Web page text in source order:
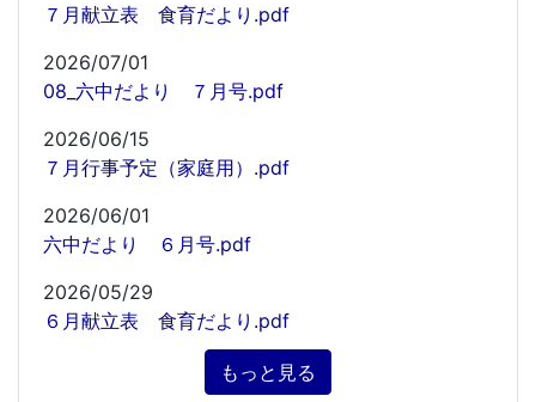
７月献立表 食育だより.pdf
2026/07/01
08_六中だより ７月号.pdf
2026/06/15
７月行事予定（家庭用）.pdf
2026/06/01
六中だより ６月号.pdf
2026/05/29
６月献立表 食育だより.pdf
もっと見る